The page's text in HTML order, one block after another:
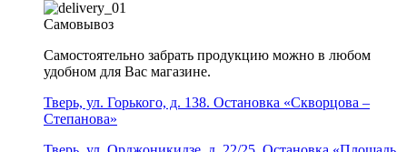
Самовывоз
Самостоятельно забрать продукцию можно в любом
удобном для Вас магазине.
Тверь, ул. Горького, д. 138. Остановка «Скворцова –
Степанова»